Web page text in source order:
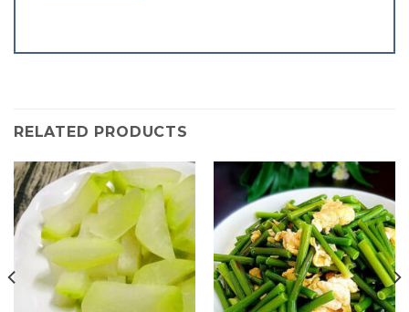
RELATED PRODUCTS